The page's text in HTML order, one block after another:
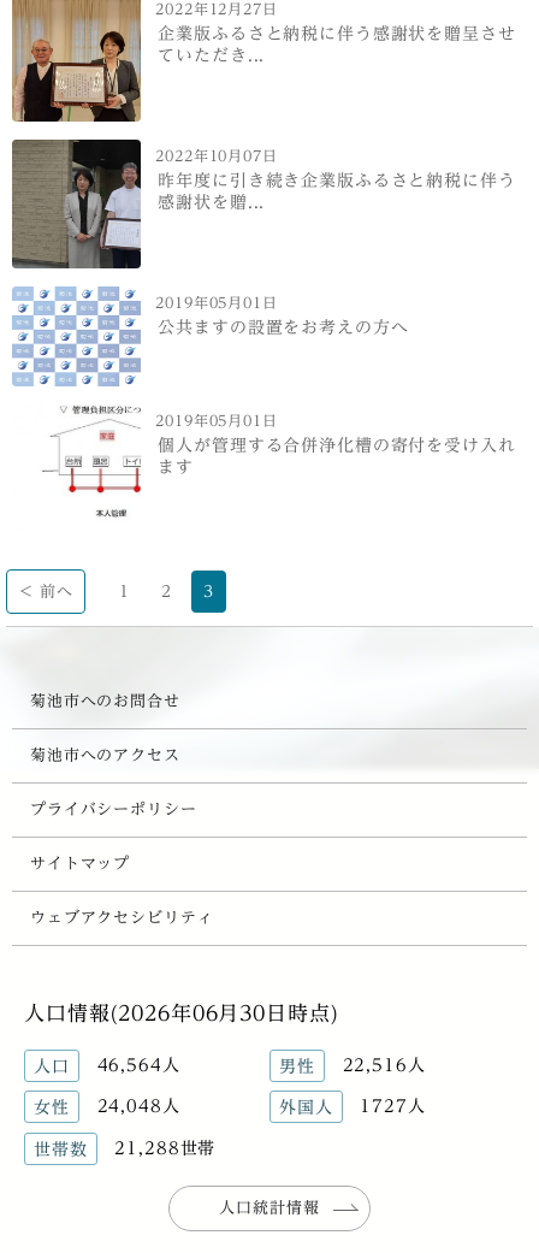
2022年12月27日
企業版ふるさと納税に伴う感謝状を贈呈させ
ていただき...
2022年10月07日
昨年度に引き続き企業版ふるさと納税に伴う
感謝状を贈...
2019年05月01日
公共ますの設置をお考えの方へ
2019年05月01日
個人が管理する合併浄化槽の寄付を受け入れ
ます
< 前へ 2 3
菊池市へのお問合せ
菊池市へのアクセス
プライバシーポリシー
サイトマップ
ウェブアクセシビリティ
人口情報(2026年06月30日時点)
人口 46,564人 男性 22,516人
女性 24,048人 外国人 1727人
世帯数 21,288世帯
人口統計情報